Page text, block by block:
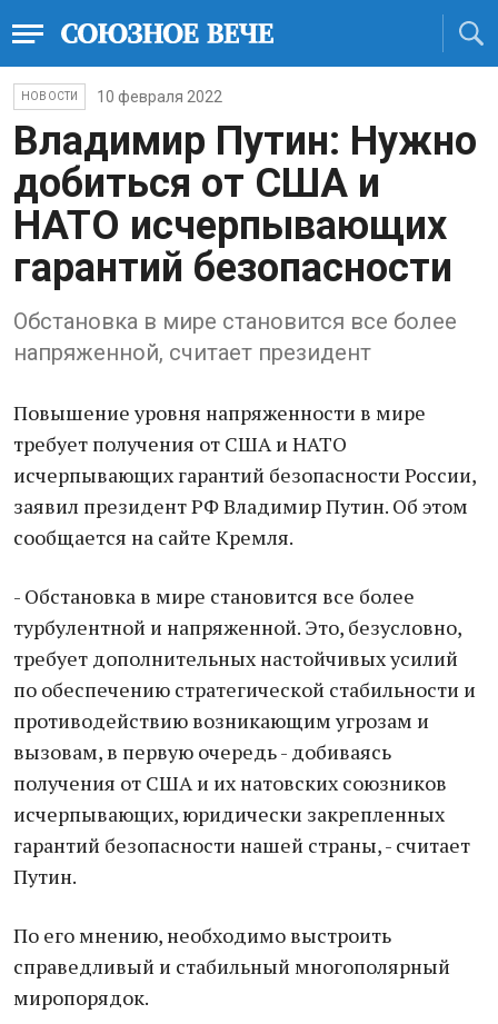
НОВОСТИ 10 февраля 2022
Владимир Путин: Нужно
добиться от США и
НАТО исчерпывающих
гарантий безопасности
Обстановка в мире становится все более
напряженной, считает президент
Повышение уровня напряженности в мире
требует получения от США и НАТО
исчерпывающих гарантий безопасности России,
заявил президент РФ Владимир Путин. Об этом
сообщается на сайте Кремля.
- Обстановка в мире становится все более
турбулентной и напряженной. Это, безусловно,
требует дополнительных настойчивых усилий
по обеспечению стратегической стабильности и
противодействию возникающим угрозам и
вызовам, в первую очередь - добиваясь
получения от США и их натовских союзников
исчерпывающих, юридически закрепленных
гарантий безопасности нашей страны, - считает
Путин.
По его мнению, необходимо выстроить
справедливый и стабильный многополярный
миропорядок.